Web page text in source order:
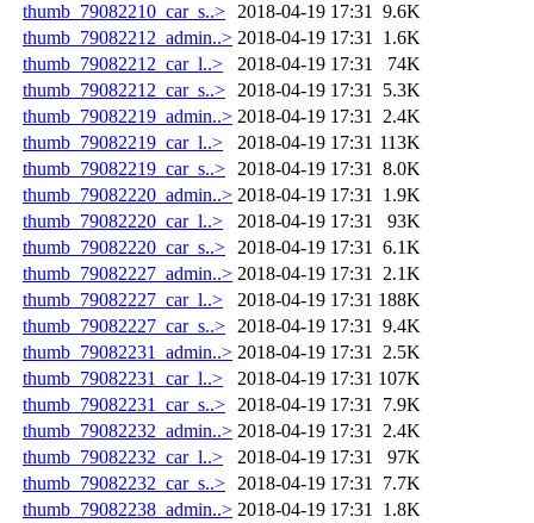
thumb_79082210_car_s..>
2018-04-19 17:31
9.6K
thumb_79082212_admin..> 2018-04-19 17:31
1.6K
thumb_79082212_car_l..>
2018-04-19 17:31
74K
thumb_79082212_car_s..>
2018-04-19 17:31
5.3K
thumb_79082219_admin..> 2018-04-19 17:31
2.4K
thumb_79082219_car_l..>
2018-04-19 17:31 113K
thumb_79082219_car_s..>
2018-04-19 17:31
8.0K
thumb_79082220_admin..> 2018-04-19 17:31
1.9K
thumb_79082220_car_l..>
2018-04-19 17:31
93K
thumb_79082220_car_s..>
2018-04-19 17:31
6.1K
thumb_79082227_admin..> 2018-04-19 17:31
2.1K
thumb_79082227_car_l..>
2018-04-19 17:31 188K
thumb_79082227_car_s..>
2018-04-19 17:31
9.4K
thumb_79082231_admin..> 2018-04-19 17:31
2.5K
thumb_79082231_car_l..>
2018-04-19 17:31 107K
thumb_79082231_car_s..>
2018-04-19 17:31
7.9K
thumb_79082232_admin..> 2018-04-19 17:31
2.4K
thumb_79082232_car_l..>
2018-04-19 17:31
97K
thumb_79082232_car_s..>
2018-04-19 17:31
7.7K
thumb_79082238_admin..> 2018-04-19 17:31
1.8K